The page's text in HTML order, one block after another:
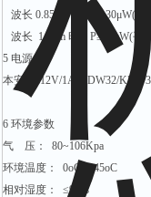
波长 0.85μm 时，P≥30μW(平
波长 1.3μm 时，P≥20μW(平
5 电源
本安DC12V/1A(KDW32/
6 环境参数
气 压： 80~106Kpa
环境温度： 0oC~+45oC
相对湿度： ≤95%